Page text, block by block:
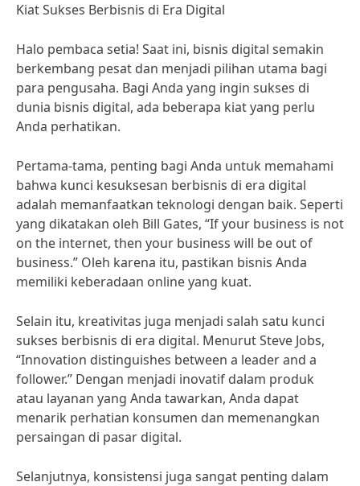
Kiat Sukses Berbisnis di Era Digital
Halo pembaca setia! Saat ini, bisnis digital semakin
berkembang pesat dan menjadi pilihan utama bagi
para pengusaha. Bagi Anda yang ingin sukses di
dunia bisnis digital, ada beberapa kiat yang perlu
Anda perhatikan.
Pertama-tama, penting bagi Anda untuk memahami
bahwa kunci kesuksesan berbisnis di era digital
adalah memanfaatkan teknologi dengan baik. Seperti
yang dikatakan oleh Bill Gates, “If your business is not
on the internet, then your business will be out of
business.” Oleh karena itu, pastikan bisnis Anda
memiliki keberadaan online yang kuat.
Selain itu, kreativitas juga menjadi salah satu kunci
sukses berbisnis di era digital. Menurut Steve Jobs,
“Innovation distinguishes between a leader and a
follower.” Dengan menjadi inovatif dalam produk
atau layanan yang Anda tawarkan, Anda dapat
menarik perhatian konsumen dan memenangkan
persaingan di pasar digital.
Selanjutnya, konsistensi juga sangat penting dalam